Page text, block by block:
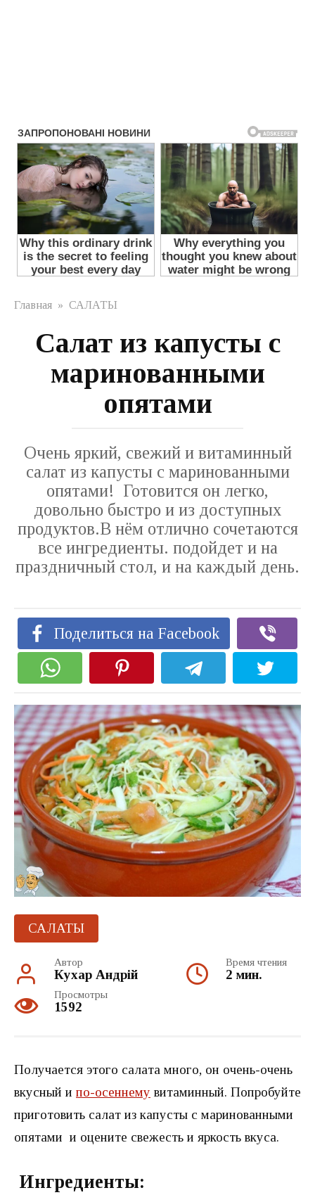
Главная » САЛАТЫ
Салат из капусты с
маринованными
опятами
Очень яркий, свежий и витаминный
салат из капусты с маринованными
опятами! Готовится он легко,
довольно быстро и из доступных
продуктов.В нём отлично сочетаются
все ингредиенты. подойдет и на
праздничный стол, и на каждый день.
Поделиться на Facebook
САЛАТЫ
Автор
Кухар Андрій
Время чтения
2 мин.
Просмотры
1592
Получается этого салата много, он очень-очень
вкусный и по-осеннему витаминный. Попробуйте
приготовить салат из капусты с маринованными
опятами и оцените свежесть и яркость вкуса.
Ингредиенты: